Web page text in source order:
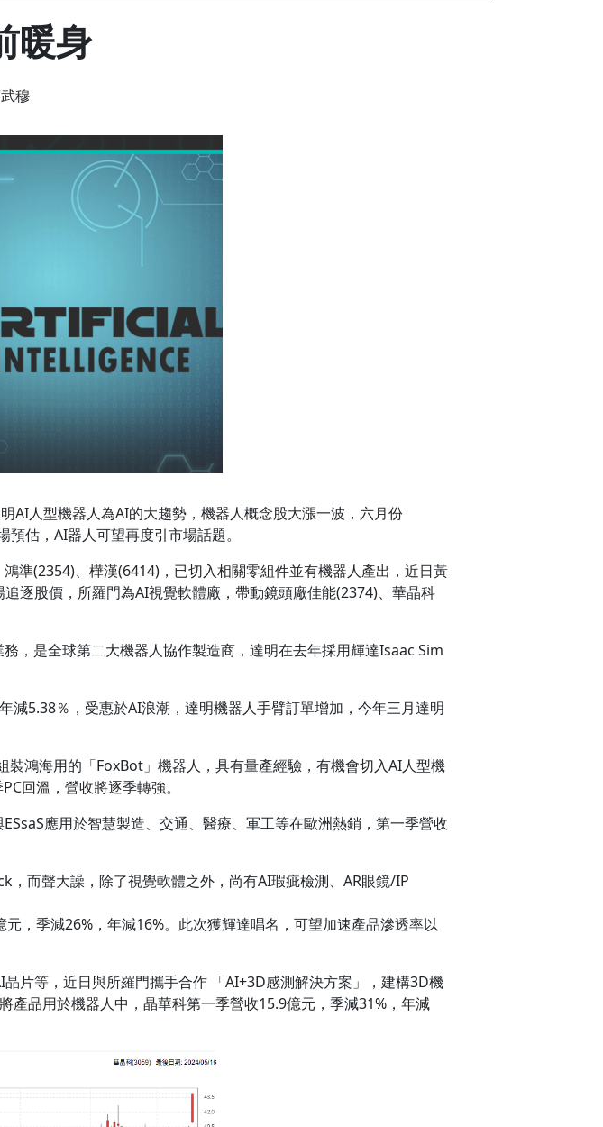
暖身
穆
AI人型機器人為AI的大趨勢，機器人概念股大漲一波，六月份
估，AI器人可望再度引市場話題。
準(2354)、樺漢(6414)，已切入相關零組件並有機器人產出，近日黃
逐股價，所羅門為AI視覺軟體廠，帶動鏡頭廠佳能(2374)、華晶科
，是全球第二大機器人協作製造商，達明在去年採用輝達Isaac Sim
減5.38％，受惠於AI浪潮，達明機器人手臂訂單增加，今年三月達明
鴻海用的「FoxBot」機器人，具有量產經驗，有機會切入AI人型機
回溫，營收將逐季轉強。
應用於智慧製造、交通、醫療、軍工等在歐洲熱銷，第一季營收
而聲大譟，除了視覺軟體之外，尚有AI瑕疵檢測、AR眼鏡/IP
，季減26%，年減16%。此次獲輝達唱名，可望加速產品滲透率以
片等，近日與所羅門攜手合作 「AI+3D感測解決方案」，建構3D機
品用於機器人中，晶華科第一季營收15.9億元，季減31%，年減